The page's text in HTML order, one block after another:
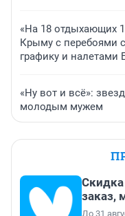
«На 18 отдыхающих
Крыму с перебоями
графику и налетами
«Ну вот и всё»:
молодым мужем
заказ,
До 31